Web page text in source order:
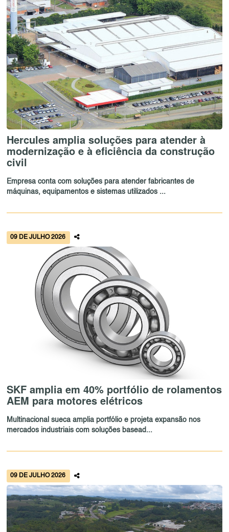
Hercules amplia soluções para atender à
modernização e à eficiência da construção
civil
Empresa conta com soluções para atender fabricantes de
máquinas, equipamentos e sistemas utilizados ...
09 DE JULHO 2026
SKF amplia em 40% portfólio de rolamentos
AEM para motores elétricos
Multinacional sueca amplia portfólio e projeta expansão nos
mercados industriais com soluções basead...
09 DE JULHO 2026